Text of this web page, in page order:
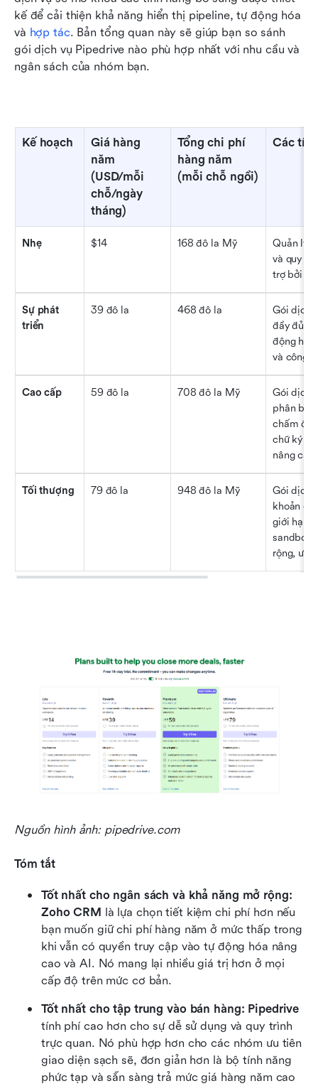
kế để cải thiện khả năng hiển thị pipeline, tự động hóa
và hợp tác. Bản tổng quan này sẽ giúp bạn so sánh
gói dịch vụ Pipedrive nào phù hợp nhất với nhu cầu và
ngân sách của nhóm bạn.
Kế hoạch
Giá hàng
năm
(USD/mỗi
chỗ/ngày
tháng)
Tổng chi phí
hàng năm
(mỗi chỗ ngồi)
Các
Nhẹ $14 168 đô la Mỹ
Quản lý
và quy
trợ bởi
Sự phát
triển
39 đô la 468 đô la
Gói dịch
đầy đủ
động
và công
Cao cấp 59 đô la 708 đô la Mỹ
Gói dịch
phân bổ
chấm
chữ ký
nâng cao.
Tối thượng 79 đô la 948 đô la Mỹ
Gói dịch
khoản
giới hạn
sandbox,
rộng, ưu
Nguồn hình ảnh: pipedrive.com
Tóm tắt
Tốt nhất cho ngân sách và khả năng mở rộng:
Zoho CRM là lựa chọn tiết kiệm chi phí hơn nếu
bạn muốn giữ chi phí hàng năm ở mức thấp trong
khi vẫn có quyền truy cập vào tự động hóa nâng
cao và AI. Nó mang lại nhiều giá trị hơn ở mọi
cấp độ trên mức cơ bản.
Tốt nhất cho tập trung vào bán hàng: Pipedrive
tính phí cao hơn cho sự dễ sử dụng và quy trình
trực quan. Nó phù hợp hơn cho các nhóm ưu tiên
giao diện sạch sẽ, đơn giản hơn là bộ tính năng
phức tạp và sẵn sàng trả mức giá hàng năm cao